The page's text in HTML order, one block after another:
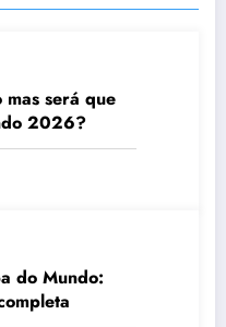
mas será que
2026?
do Mundo: